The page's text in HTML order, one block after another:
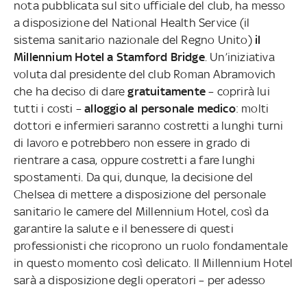
nota pubblicata sul sito ufficiale del club, ha messo
a disposizione del National Health Service (il
sistema sanitario nazionale del Regno Unito) il
Millennium Hotel a Stamford Bridge. Un’iniziativa
voluta dal presidente del club Roman Abramovich
che ha deciso di daregratuitamente– coprirà lui
tutti i costi –alloggio al personale medico: molti
dottori e infermieri saranno costretti a lunghi turni
di lavoro e potrebbero non essere in grado di
rientrare a casa, oppure costretti a fare lunghi
spostamenti. Da qui, dunque, la decisione del
Chelsea di mettere a disposizione del personale
sanitario le camere del Millennium Hotel, così da
garantire la salute e il benessere di questi
professionisti che ricoprono un ruolo fondamentale
in questo momento così delicato. Il Millennium Hotel
sarà a disposizione degli operatori – per adesso